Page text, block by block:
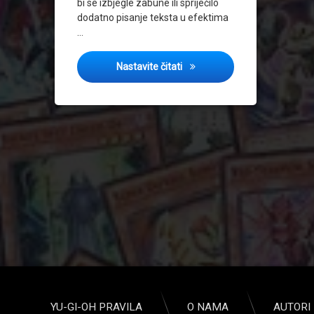
bi se izbjegle zabune ili spriječilo
dodatno pisanje teksta u efektima
Nastavite čitati Promjena imena TCG karata,
YU-GI-OH PRAVILA O NAMA AUTORI